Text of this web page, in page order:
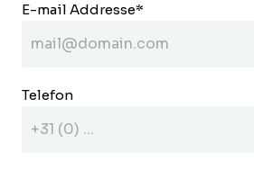
E-mail Addresse*
Telefon